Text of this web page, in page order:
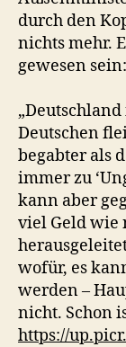
durch den
nichts mehr.
gewesen sein:
Deutschen
begabter als
immer zu
kann aber
viel Geld wie
wofür, es
werden –
nicht. Schon
https://